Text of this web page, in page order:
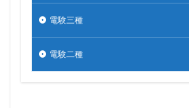
電験三種
電験二種